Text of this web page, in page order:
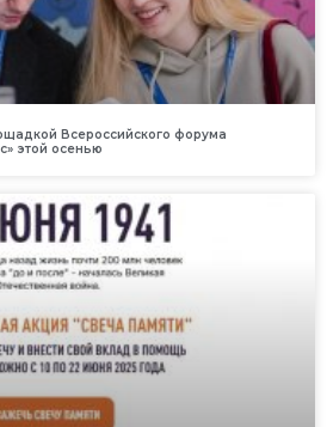
Всероссийского форума
этой осенью